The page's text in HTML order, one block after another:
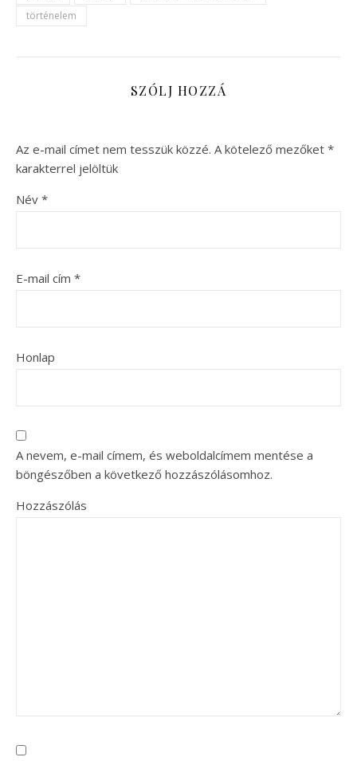
történelem
SZÓLJ HOZZÁ
Az e-mail címet nem tesszük közzé. A kötelező mezőket *
karakterrel jelöltük
Név *
E-mail cím *
Honlap
A nevem, e-mail címem, és weboldalcímem mentése a
böngészőben a következő hozzászólásomhoz.
Hozzászólás